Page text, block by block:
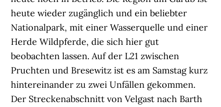
heute wieder zugänglich und ein beliebter
Nationalpark, mit einer Wasserquelle und einer
Herde Wildpferde, die sich hier gut
beobachten lassen. Auf der L21 zwischen
Pruchten und Bresewitz ist es am Samstag kurz
hintereinander zu zwei Unfällen gekommen.
Der Streckenabschnitt von Velgast nach Barth